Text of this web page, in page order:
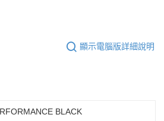
顯示電腦版詳細說明
BLACK